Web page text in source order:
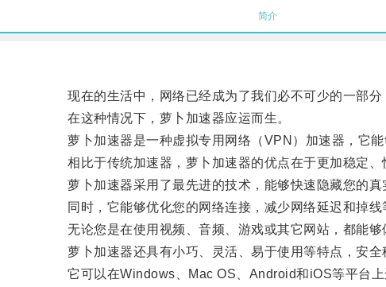
简介
现在的生活中，网络已经成为了我们必不可少的一部分
在这种情况下，萝卜加速器应运而生。
萝卜加速器是一种虚拟专用网络（VPN）加速器，它能
相比于传统加速器，萝卜加速器的优点在于更加稳定、
萝卜加速器采用了最先进的技术，能够快速隐藏您的真
同时，它能够优化您的网络连接，减少网络延迟和掉线
无论您是在使用视频、音频、游戏或其它网站，都能够
萝卜加速器还具有小巧、灵活、易于使用等特点，安全
它可以在Windows、Mac OS、Android和iOS等平台上